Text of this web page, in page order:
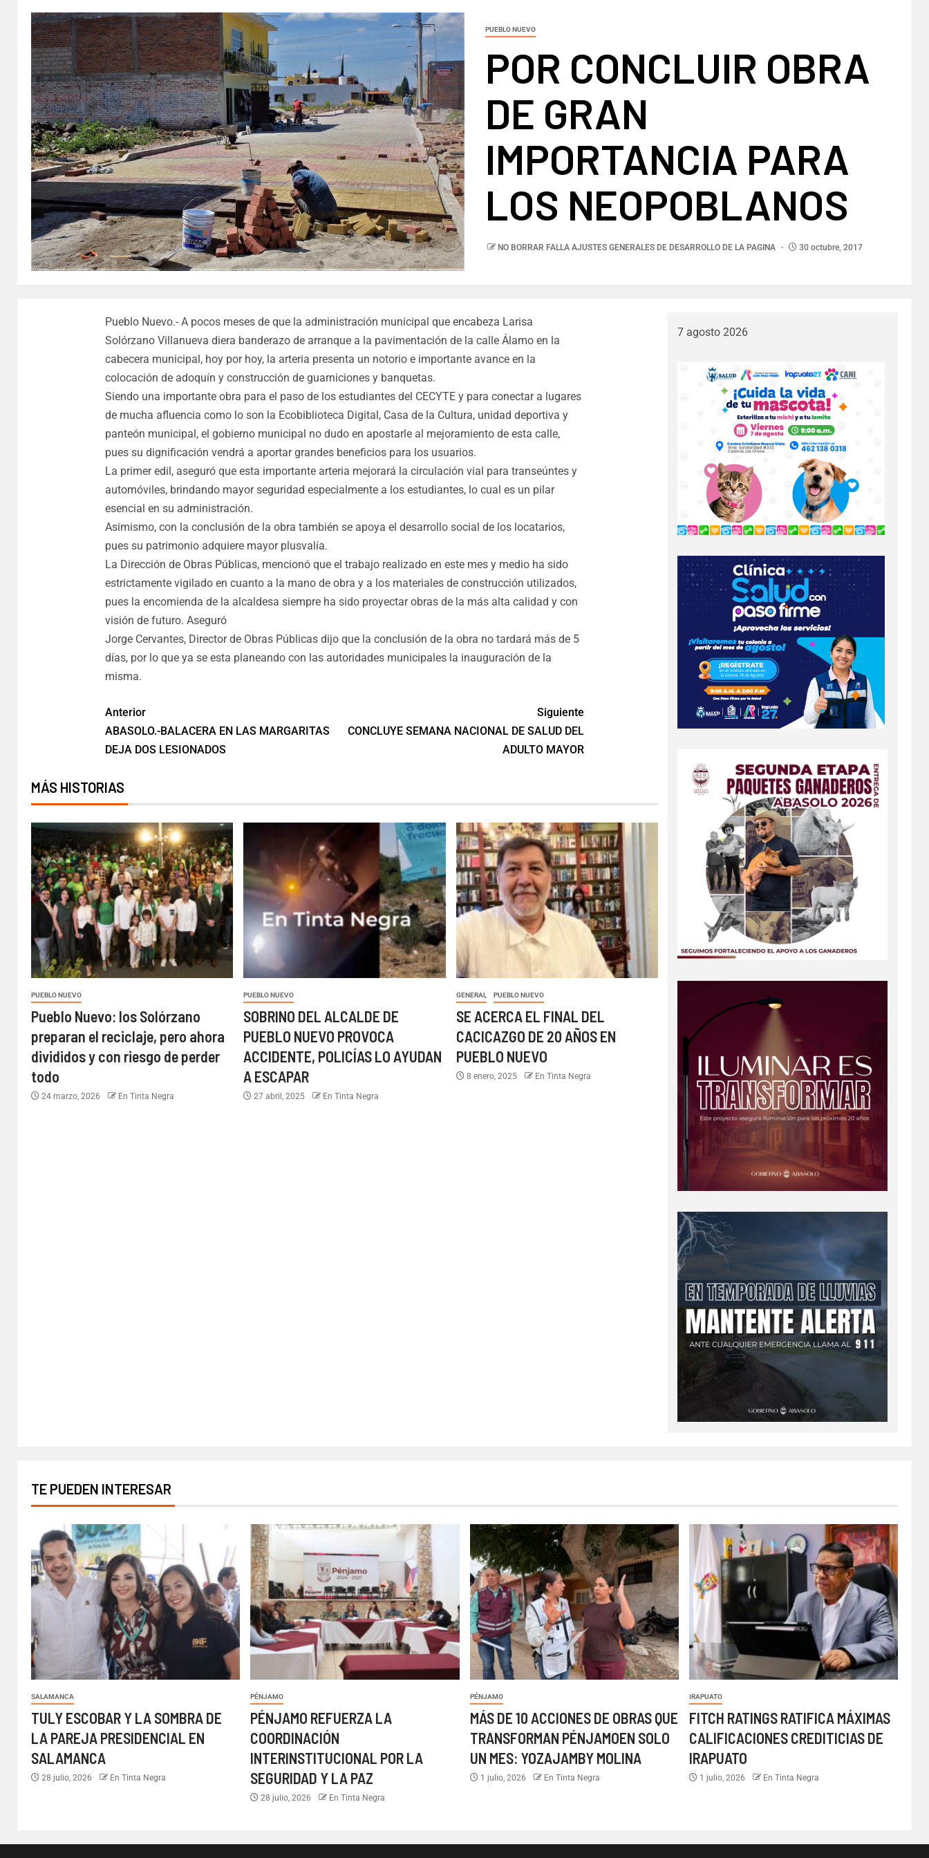
PUEBLO NUEVO
POR CONCLUIR OBRA
DE GRAN
IMPORTANCIA PARA
LOS NEOPOBLANOS
NO BORRAR FALLA AJUSTES GENERALES DE DESARROLLO DE LA PAGINA 30 octubre, 2017
Pueblo Nuevo.- A pocos meses de que la administración municipal que encabeza Larisa
Solórzano Villanueva diera banderazo de arranque a la pavimentación de la calle Álamo en la
cabecera municipal, hoy por hoy, la arteria presenta un notorio e importante avance en la
colocación de adoquín y construcción de guarniciones y banquetas.
Siendo una importante obra para el paso de los estudiantes del CECYTE y para conectar a lugares
de mucha afluencia como lo son la Ecobiblioteca Digital, Casa de la Cultura, unidad deportiva y
panteón municipal, el gobierno municipal no dudo en apostarle al mejoramiento de esta calle,
pues su dignificación vendrá a aportar grandes beneficios para los usuarios.
La primer edil, aseguró que esta importante arteria mejorará la circulación vial para transeúntes y
automóviles, brindando mayor seguridad especialmente a los estudiantes, lo cual es un pilar
esencial en su administración.
Asimismo, con la conclusión de la obra también se apoya el desarrollo social de los locatarios,
pues su patrimonio adquiere mayor plusvalía.
La Dirección de Obras Públicas, mencionó que el trabajo realizado en este mes y medio ha sido
estrictamente vigilado en cuanto a la mano de obra y a los materiales de construcción utilizados,
pues la encomienda de la alcaldesa siempre ha sido proyectar obras de la más alta calidad y con
visión de futuro. Aseguró
Jorge Cervantes, Director de Obras Públicas dijo que la conclusión de la obra no tardará más de 5
días, por lo que ya se esta planeando con las autoridades municipales la inauguración de la
misma.
Anterior
ABASOLO.-BALACERA EN LAS MARGARITAS
DEJA DOS LESIONADOS
Siguiente
CONCLUYE SEMANA NACIONAL DE SALUD DEL
ADULTO MAYOR
MÁS HISTORIAS
PUEBLO NUEVO
Pueblo Nuevo: los Solórzano
preparan el reciclaje, pero ahora
divididos y con riesgo de perder
todo
24 marzo, 2026 En Tinta Negra
PUEBLO NUEVO
SOBRINO DEL ALCALDE DE
PUEBLO NUEVO PROVOCA
ACCIDENTE, POLICÍAS LO AYUDAN
A ESCAPAR
27 abril, 2025 En Tinta Negra
GENERAL PUEBLO NUEVO
SE ACERCA EL FINAL DEL
CACICAZGO DE 20 AÑOS EN
PUEBLO NUEVO
8 enero, 2025 En Tinta Negra
7 agosto 2026
TE PUEDEN INTERESAR
SALAMANCA
TULY ESCOBAR Y LA SOMBRA DE
LA PAREJA PRESIDENCIAL EN
SALAMANCA
28 julio, 2026 En Tinta Negra
PÉNJAMO
PÉNJAMO REFUERZA LA
COORDINACIÓN
INTERINSTITUCIONAL POR LA
SEGURIDAD Y LA PAZ
28 julio, 2026 En Tinta Negra
PÉNJAMO
MÁS DE 10 ACCIONES DE OBRAS QUE
TRANSFORMAN PÉNJAMOEN SOLO
UN MES: YOZAJAMBY MOLINA
1 julio, 2026 En Tinta Negra
IRAPUATO
FITCH RATINGS RATIFICA MÁXIMAS
CALIFICACIONES CREDITICIAS DE
IRAPUATO
1 julio, 2026 En Tinta Negra